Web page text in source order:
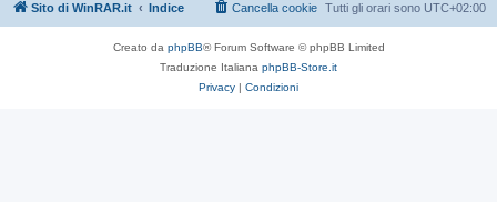
Sito di WinRAR.it Indice Tutti gli orari sono UTC+02:00
Cancella cookie
Creato da phpBB® Forum Software © phpBB Limited
Traduzione Italiana phpBB-Store.it
Privacy | Condizioni